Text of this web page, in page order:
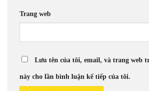
Trang web
Lưu tên của tôi, email, và trang web
này cho lần bình luận kế tiếp của tôi.